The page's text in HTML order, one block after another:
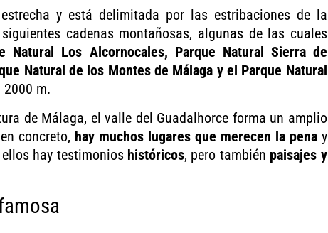
y está delimitada por las estribaciones de la
cadenas montañosas, algunas de las cuales
Natural Los Alcornocales, Parque Natural Sierra de
Natural de los Montes de Málaga y el Parque Natural
2000 m.
de Málaga, el valle del Guadalhorce forma un amplio
concreto, hay muchos lugares que merecen la penay
hay testimonios históricos, pero también paisajes y